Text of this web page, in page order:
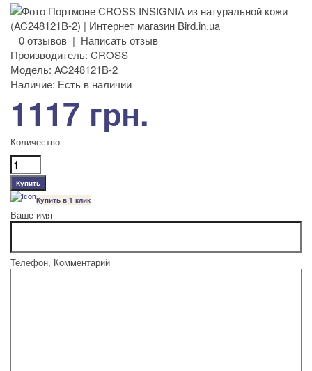
0 отзывов | Написать отзыв
Производитель: CROSS
Модель: AC248121B-2
Наличие: Есть в наличии
1117 грн.
Количество
Купить в 1 клик
Ваше имя
Телефон, Комментарий